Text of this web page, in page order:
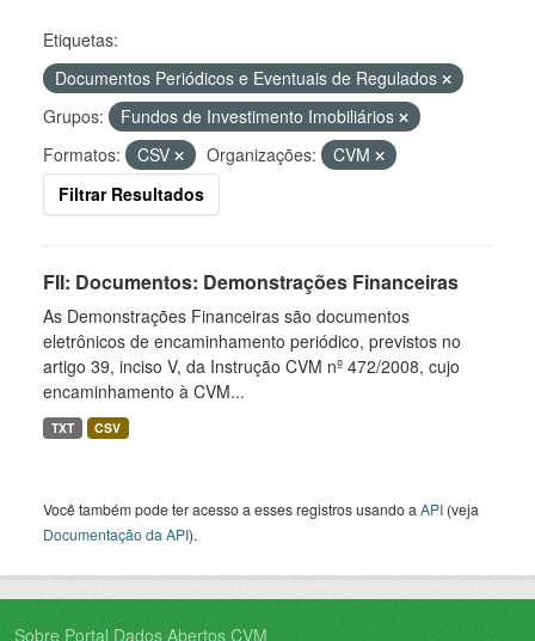
Etiquetas:
Documentos Periódicos e Eventuais de Regulados
Grupos:
Fundos de Investimento Imobiliários
Formatos:
CSV Organizações:
CVM
Filtrar Resultados
FII: Documentos: Demonstrações Financeiras
As Demonstrações Financeiras são documentos
eletrônicos de encaminhamento periódico, previstos no
artigo 39, inciso V, da Instrução CVM nº 472/2008, cujo
encaminhamento à CVM...
TXT CSV
Você também pode ter acesso a esses registros usando a API (veja
Documentação da API).
Sobre Portal Dados Abertos CVM